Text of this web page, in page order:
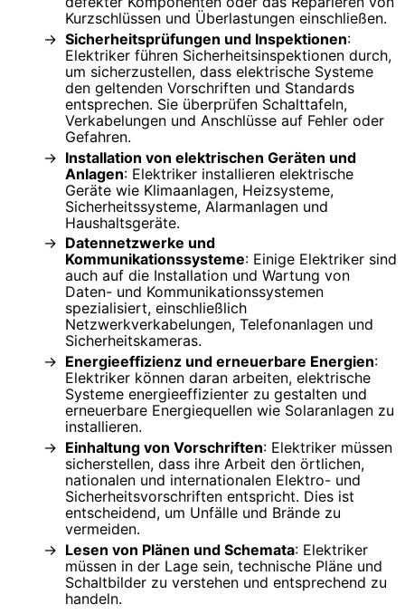
Kurzschlüssen und Überlastungen einschließen.
Sicherheitsprüfungen und Inspektionen:
Elektriker führen Sicherheitsinspektionen durch,
um sicherzustellen, dass elektrische Systeme
den geltenden Vorschriften und Standards
entsprechen. Sie überprüfen Schalttafeln,
Verkabelungen und Anschlüsse auf Fehler oder
Gefahren.
Installation von elektrischen Geräten und
Anlagen: Elektriker installieren elektrische
Geräte wie Klimaanlagen, Heizsysteme,
Sicherheitssysteme, Alarmanlagen und
Haushaltsgeräte.
Datennetzwerke und
Kommunikationssysteme: Einige Elektriker sind
auch auf die Installation und Wartung von
Daten- und Kommunikationssystemen
spezialisiert, einschließlich
Netzwerkverkabelungen, Telefonanlagen und
Sicherheitskameras.
Energieeffizienz und erneuerbare Energien:
Elektriker können daran arbeiten, elektrische
Systeme energieeffizienter zu gestalten und
erneuerbare Energiequellen wie Solaranlagen zu
installieren.
Einhaltung von Vorschriften: Elektriker müssen
sicherstellen, dass ihre Arbeit den örtlichen,
nationalen und internationalen Elektro- und
Sicherheitsvorschriften entspricht. Dies ist
entscheidend, um Unfälle und Brände zu
vermeiden.
Lesen von Plänen und Schemata: Elektriker
müssen in der Lage sein, technische Pläne und
Schaltbilder zu verstehen und entsprechend zu
handeln.